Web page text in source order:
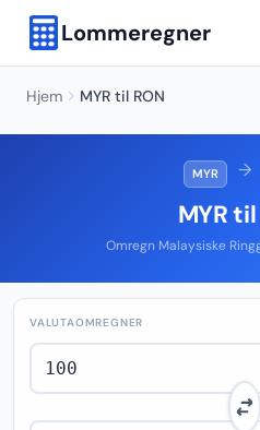
Lommeregner
Hjem MYR til RON
MYR →
MYR
Omregn Malaysiske
VALUTAOMREGNER